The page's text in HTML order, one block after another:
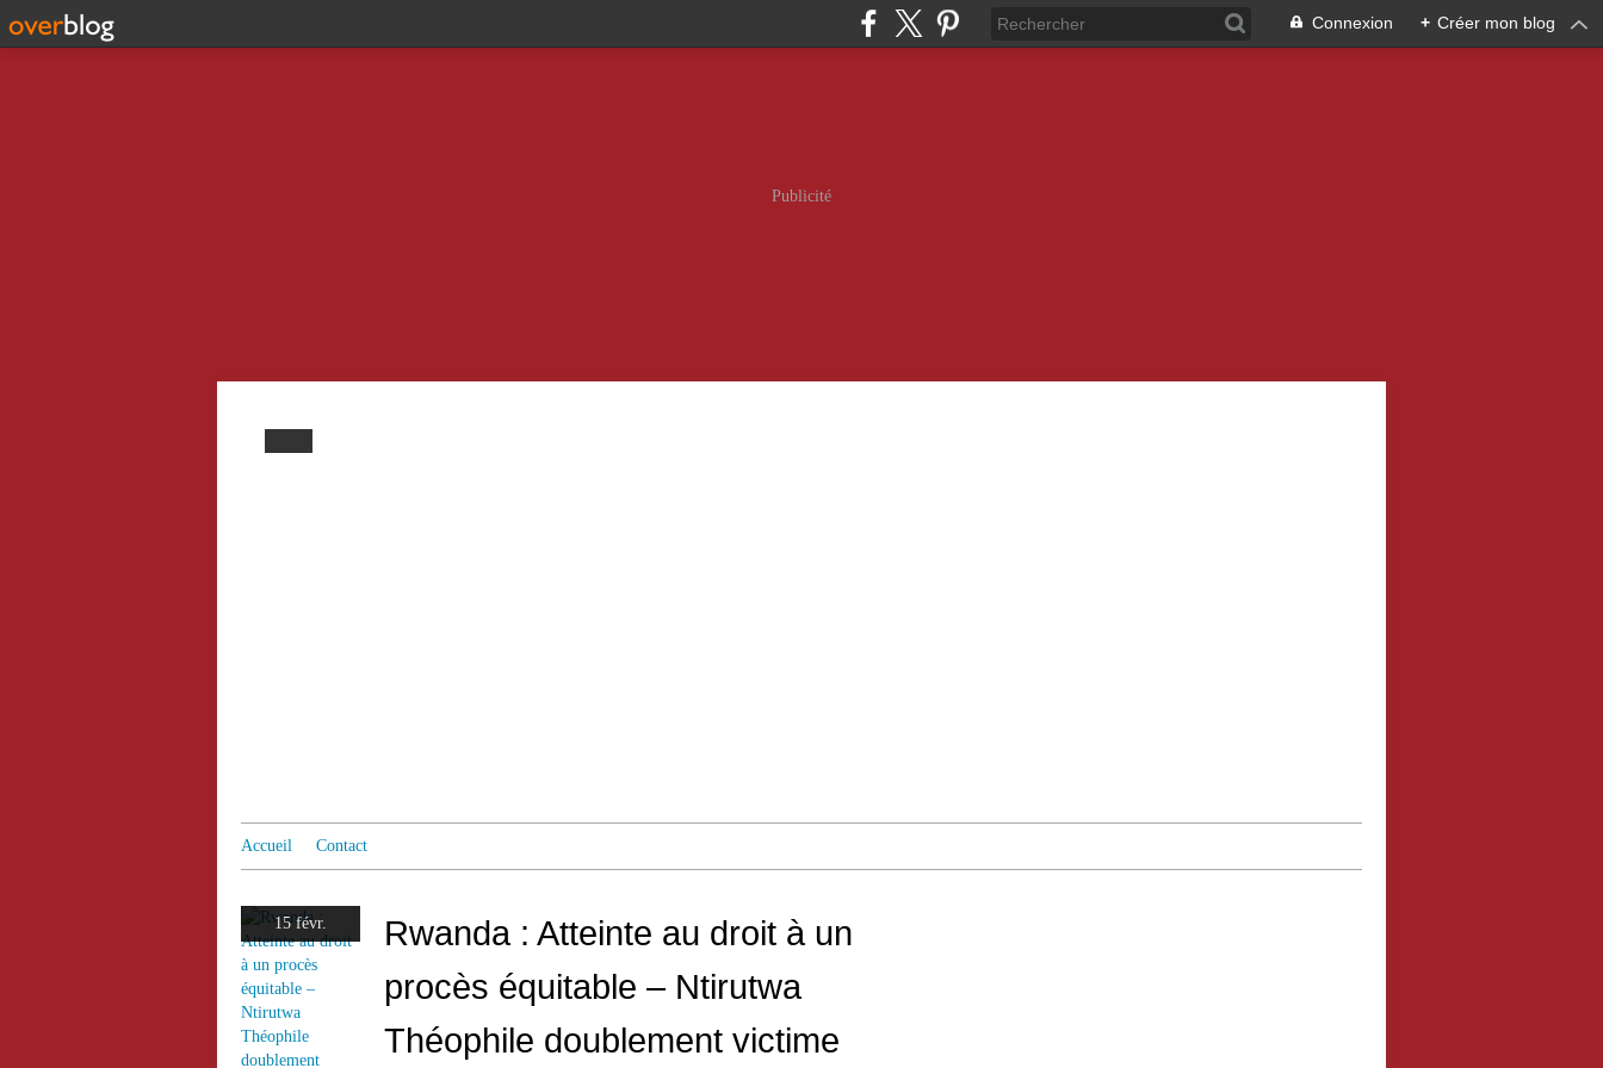
Connexion + Créer mon blog
Publicité
Accueil Contact
15 févr.
Rwanda : Atteinte au droit à un
procès équitable – Ntirutwa
Théophile doublement victime